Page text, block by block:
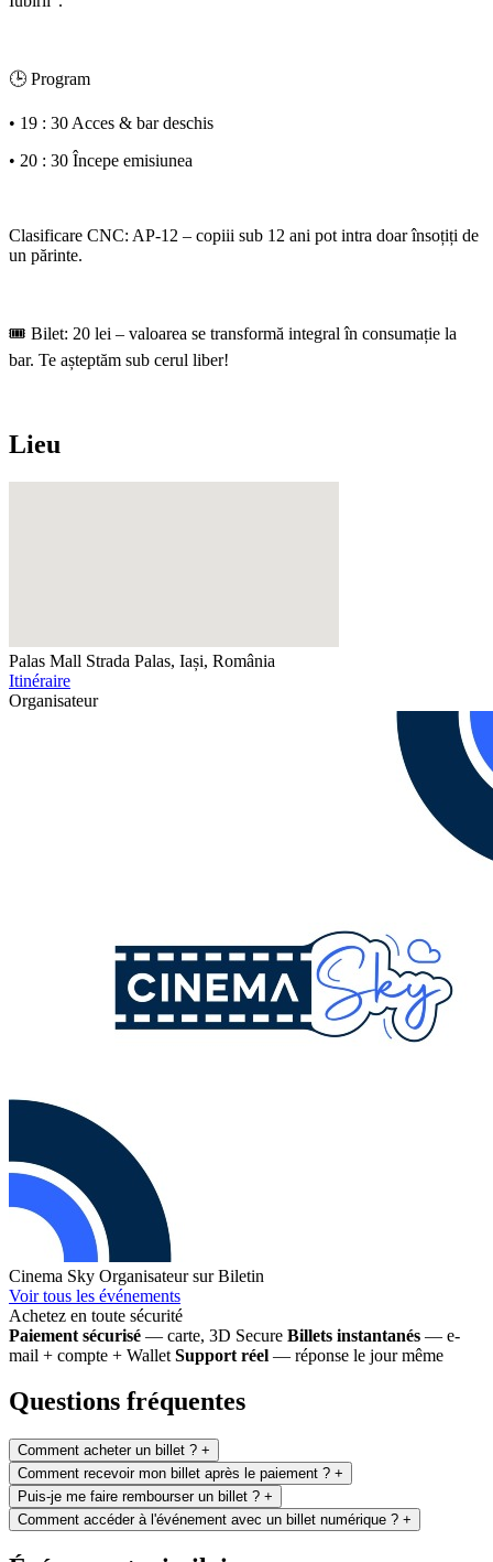
🕒 Program
• 19 : 30 Acces & bar deschis
• 20 : 30 Începe emisiunea
Clasificare CNC: AP-12 – copiii sub 12 ani pot intra doar însoțiți de
un părinte.
🎟️ Bilet: 20 lei – valoarea se transformă integral în consumație la
bar. Te așteptăm sub cerul liber!
Lieu
Palas Mall Strada Palas, Iași, România
Itinéraire
Organisateur
Cinema Sky Organisateur sur Biletin
Voir tous les événements
Achetez en toute sécurité
Paiement sécurisé — carte, 3D Secure Billets instantanés — e-
mail + compte + Wallet Support réel — réponse le jour même
Questions fréquentes
Comment acheter un billet ? +
Comment recevoir mon billet après le paiement ? +
Puis-je me faire rembourser un billet ? +
Comment accéder à l'événement avec un billet numérique ? +